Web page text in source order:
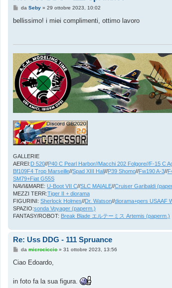
M
s
o
da Seby» 29 ottobre 2023, 10:02
bellissimo! i miei complimenti, ottimo lavoro
GALLERIE
AEREI: D 520//P40 C Pearl Harbor//Macchi 202 Folgore//F-15 C
Bf109F4 Trop Marseille//Spad XIII Hall //P39 Shomo//Fw190 A-3//
SM79+Fiat G55S
NAVI&MARE: U-Boot VII C//SLC MAIALE//Cruiser Garibaldi
MEZZI TERR:Tiger II + diorama
FIGURINI: Sherlock Holmes//Dr. Watson//diorama+pers USAAF
SPAZIO:sonda Voyager (paperm.)
FANTASY/ROBOT: Break Blade エルテーミス Artemis (paperm.)
Re: Uss DDG - 111 Spruance
M
s
g
g
da microciccio» 31 ottobre 2023, 13:56
Ciao Edoardo,
in foto fa la sua figura.